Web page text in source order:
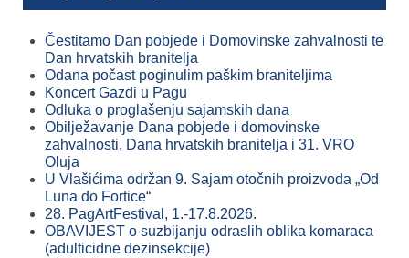
Čestitamo Dan pobjede i Domovinske zahvalnosti te
Dan hrvatskih branitelja
Odana počast poginulim paškim braniteljima
Koncert Gazdi u Pagu
Odluka o proglašenju sajamskih dana
Obilježavanje Dana pobjede i domovinske
zahvalnosti, Dana hrvatskih branitelja i 31. VRO
Oluja
U Vlašićima održan 9. Sajam otočnih proizvoda „Od
Luna do Fortice“
28. PagArtFestival, 1.-17.8.2026.
OBAVIJEST o suzbijanju odraslih oblika komaraca
(adulticidne dezinsekcije)